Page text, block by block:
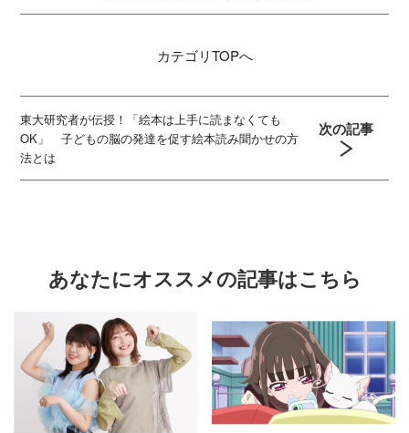
カテゴリTOPへ
東大研究者が伝授！「絵本は上手に読まなくても
OK」 子どもの脳の発達を促す絵本読み聞かせの方
法とは
次の記事
あなたにオススメの記事はこちら